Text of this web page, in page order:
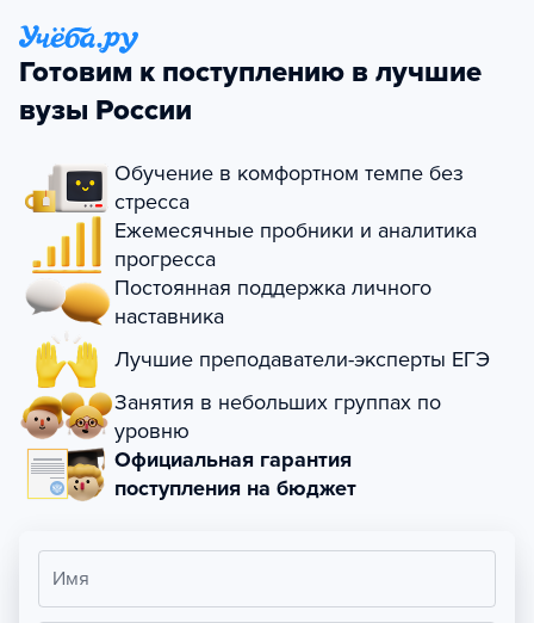
Готовим к поступлению в лучшие
вузы России
Обучение в комфортном темпе без
стресса
Ежемесячные пробники и аналитика
прогресса
Постоянная поддержка личного
наставника
Лучшие преподаватели-эксперты ЕГЭ
Занятия в небольших группах по
уровню
Официальная гарантия
поступления на бюджет
Имя